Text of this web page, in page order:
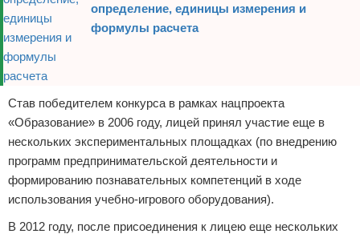
определение, единицы измерения и
формулы расчета
Став победителем конкурса в рамках нацпроекта
«Образование» в 2006 году, лицей принял участие еще в
нескольких экспериментальных площадках (по внедрению
программ предпринимательской деятельности и
формированию познавательных компетенций в ходе
использования учебно-игрового оборудования).
В 2012 году, после присоединения к лицею еще нескольких